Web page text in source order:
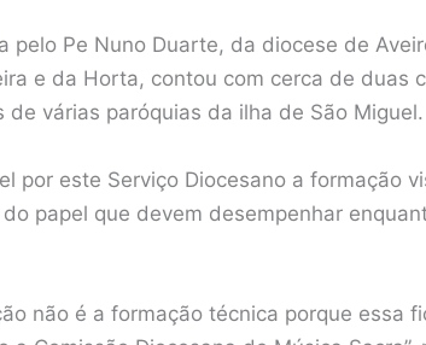
pelo Pe Nuno Duarte, da diocese de
e da Horta, contou com cerca de duas
várias paróquias da ilha de São Miguel.
por este Serviço Diocesano a formação
papel que devem desempenhar
não é a formação técnica porque essa